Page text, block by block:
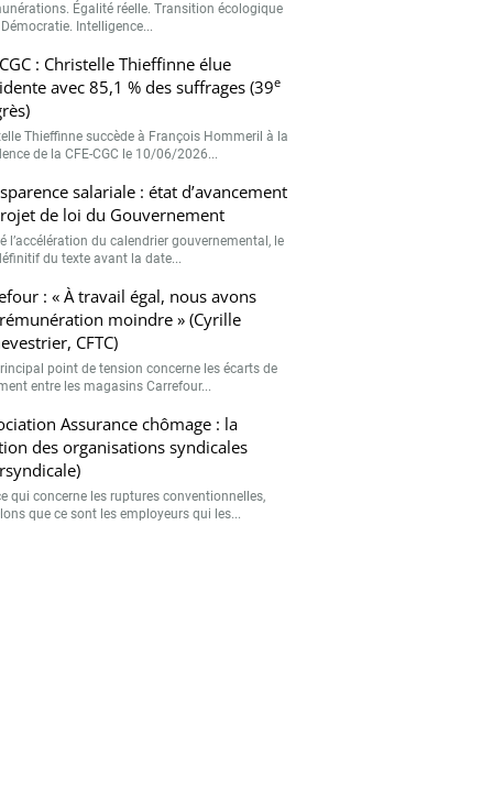
Égalité réelle. Transition écologique
Intelligence...
CGC : Christelle Thieffinne élue
avec 85,1 % des suffrages (39e
Thieffinne succède à François Hommeril à la
de la CFE-CGC le 10/06/2026...
salariale : état d’avancement
de loi du Gouvernement
l’accélération du calendrier gouvernemental, le
du texte avant la date...
: « À travail égal, nous avons
moindre » (Cyrille
CFTC)
point de tension concerne les écarts de
entre les magasins Carrefour...
Assurance chômage : la
des organisations syndicales
qui concerne les ruptures conventionnelles,
que ce sont les employeurs qui les...